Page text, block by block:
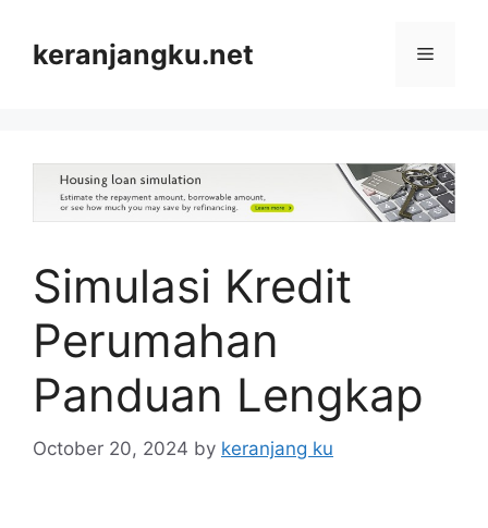
contentkeranjangku.net Menu
Simulasi Kredit
Perumahan
Panduan Lengkap
October 20, 2024 by keranjang ku